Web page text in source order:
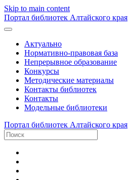
Skip to main content
Портал библиотек Алтайского края
Актуально
Нормативно-правовая база
Непрерывное образование
Конкурсы
Методические материалы
Контакты библиотек
Контакты
Модельные библиотеки
Портал библиотек Алтайского края